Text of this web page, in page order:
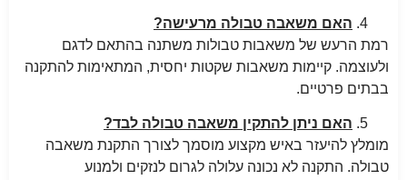
האם משאבה טבולה מרעישה?
רמת הרעש של משאבות טבולות משתנה בהתאם לדגם
ולעוצמה. קיימות משאבות שקטות יחסית, המתאימות להתקנה
בבתים פרטיים.
האם ניתן להתקין משאבה טבולה לבד?
מומלץ להיעזר באיש מקצוע מוסמך לצורך התקנת משאבה
טבולה. התקנה לא נכונה עלולה לגרום לנזקים ולמנוע